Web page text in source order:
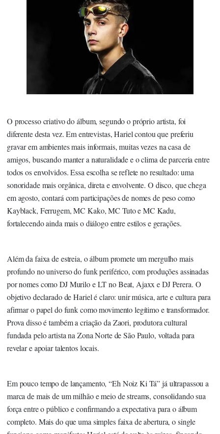
O processo criativo do álbum, segundo o próprio artista, foi
diferente desta vez. Em entrevistas, Hariel contou que preferiu
gravar em ambientes mais informais, muitas vezes na casa de
amigos, buscando manter a naturalidade e o clima de parceria entre
todos os envolvidos. Essa escolha se reflete no resultado: uma
sonoridade mais orgânica, direta e envolvente. O disco, que chega
em agosto, contará com participações de nomes de peso como
Kayblack, Ferrugem, MC Kako, MC Tuto e MC Kadu,
fortalecendo ainda mais o diálogo entre estilos e gerações.
Além da faixa de estreia, o álbum promete um mergulho mais
profundo no universo do funk periférico, com produções assinadas
por nomes como DJ Murilo e LT no Beat, Ajaxx e DJ Perera. O
objetivo declarado de Hariel é claro: unir música, arte e cultura para
afirmar o papel do funk como movimento legítimo e transformador.
Prova disso é também a criação da Zaori, produtora cultural
fundada pelo artista na Zona Norte de São Paulo, voltada para
revelar e apoiar talentos locais.
Em pouco tempo de lançamento, “Eh Noiz Ki Tá” já ultrapassou a
marca de mais de um milhão e meio de streams, consolidando sua
força entre o público e confirmando a expectativa para o álbum
completo. Mais do que uma simples faixa de abertura, o single